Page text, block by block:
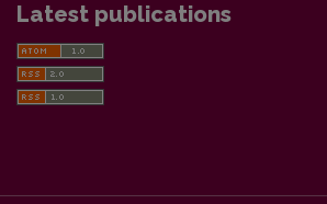
Latest publications